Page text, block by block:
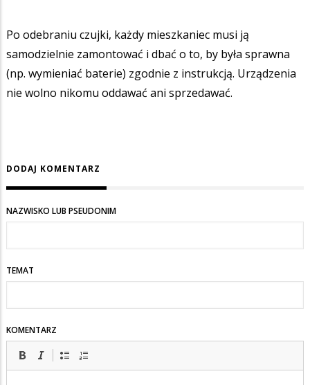
Po odebraniu czujki, każdy mieszkaniec musi ją
samodzielnie zamontować i dbać o to, by była sprawna
(np. wymieniać baterie) zgodnie z instrukcją. Urządzenia
nie wolno nikomu oddawać ani sprzedawać.
DODAJ KOMENTARZ
NAZWISKO LUB PSEUDONIM
TEMAT
KOMENTARZ